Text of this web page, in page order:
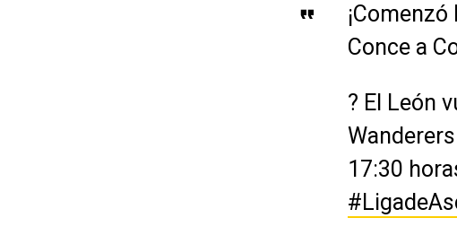
Conce a
?️ El León
17:30